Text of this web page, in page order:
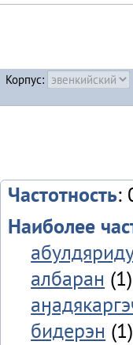
Корпус:
Частотность:
Наиболее
албаран
бидерэн